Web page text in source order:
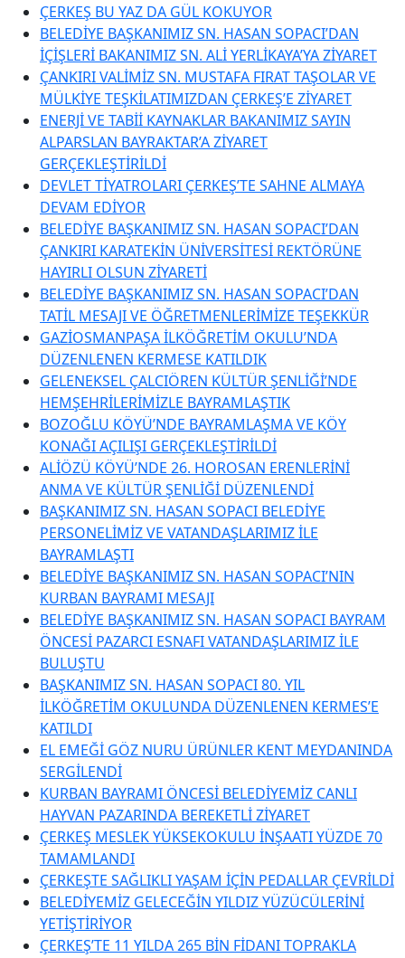
ÇERKEŞ BU YAZ DA GÜL KOKUYOR
BELEDİYE BAŞKANIMIZ SN. HASAN SOPACI’DAN
İÇİŞLERİ BAKANIMIZ SN. ALİ YERLİKAYA’YA ZİYARET
ÇANKIRI VALİMİZ SN. MUSTAFA FIRAT TAŞOLAR VE
MÜLKİYE TEŞKİLATIMIZDAN ÇERKEŞ’E ZİYARET
ENERJİ VE TABİİ KAYNAKLAR BAKANIMIZ SAYIN
ALPARSLAN BAYRAKTAR’A ZİYARET
GERÇEKLEŞTİRİLDİ
DEVLET TİYATROLARI ÇERKEŞ’TE SAHNE ALMAYA
DEVAM EDİYOR
BELEDİYE BAŞKANIMIZ SN. HASAN SOPACI’DAN
ÇANKIRI KARATEKİN ÜNİVERSİTESİ REKTÖRÜNE
HAYIRLI OLSUN ZİYARETİ
BELEDİYE BAŞKANIMIZ SN. HASAN SOPACI’DAN
TATİL MESAJI VE ÖĞRETMENLERİMİZE TEŞEKKÜR
GAZİOSMANPAŞA İLKÖĞRETİM OKULU’NDA
DÜZENLENEN KERMESE KATILDIK
GELENEKSEL ÇALCIÖREN KÜLTÜR ŞENLİĞİ’NDE
HEMŞEHRİLERİMİZLE BAYRAMLAŞTIK
BOZOĞLU KÖYÜ’NDE BAYRAMLAŞMA VE KÖY
KONAĞI AÇILIŞI GERÇEKLEŞTİRİLDİ
ALİÖZÜ KÖYÜ’NDE 26. HOROSAN ERENLERİNİ
ANMA VE KÜLTÜR ŞENLİĞİ DÜZENLENDİ
BAŞKANIMIZ SN. HASAN SOPACI BELEDİYE
PERSONELİMİZ VE VATANDAŞLARIMIZ İLE
BAYRAMLAŞTI
BELEDİYE BAŞKANIMIZ SN. HASAN SOPACI’NIN
KURBAN BAYRAMI MESAJI
BELEDİYE BAŞKANIMIZ SN. HASAN SOPACI BAYRAM
ÖNCESİ PAZARCI ESNAFI VATANDAŞLARIMIZ İLE
BULUŞTU
BAŞKANIMIZ SN. HASAN SOPACI 80. YIL
İLKÖĞRETİM OKULUNDA DÜZENLENEN KERMES’E
KATILDI
EL EMEĞİ GÖZ NURU ÜRÜNLER KENT MEYDANINDA
SERGİLENDİ
KURBAN BAYRAMI ÖNCESİ BELEDİYEMİZ CANLI
HAYVAN PAZARINDA BEREKETLİ ZİYARET
ÇERKEŞ MESLEK YÜKSEKOKULU İNŞAATI YÜZDE 70
TAMAMLANDI
ÇERKEŞTE SAĞLIKLI YAŞAM İÇİN PEDALLAR ÇEVRİLDİ
BELEDİYEMİZ GELECEĞİN YILDIZ YÜZÜCÜLERİNİ
YETİŞTİRİYOR
ÇERKEŞ’TE 11 YILDA 265 BİN FİDANI TOPRAKLA